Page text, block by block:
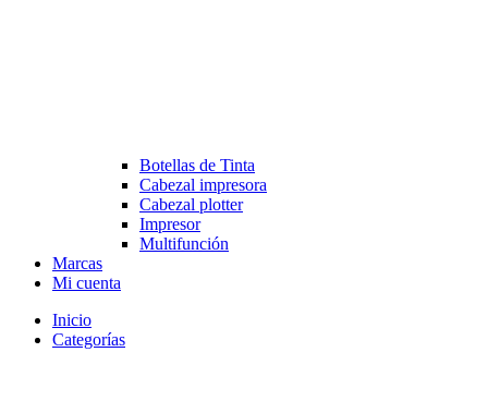
Botellas de Tinta
Cabezal impresora
Cabezal plotter
Impresor
Multifunción
Marcas
Mi cuenta
Inicio
Categorías